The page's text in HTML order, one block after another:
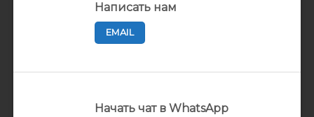
Написать нам
EMAIL
Начать чат в WhatsApp